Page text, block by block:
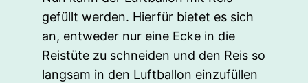
gefüllt werden. Hierfür bietet es sich
an, entweder nur eine Ecke in die
Reistüte zu schneiden und den Reis so
langsam in den Luftballon einzufüllen